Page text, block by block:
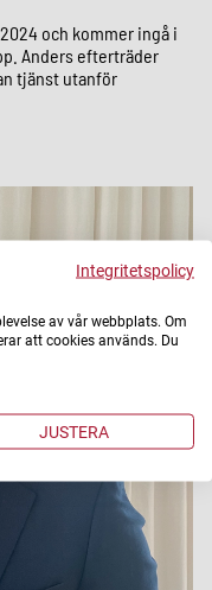
och kommer ingå i
Anders efterträder
tjänst utanför
Integritetspolicy
av vår webbplats. Om
att cookies används. Du
JUSTERA